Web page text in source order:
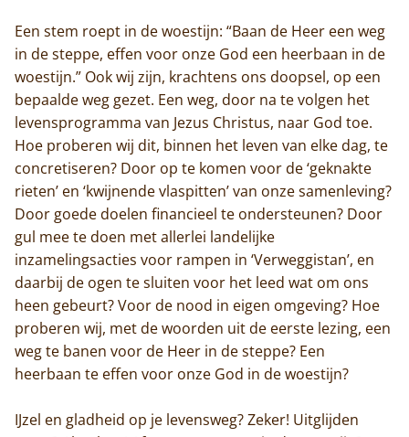
Een stem roept in de woestijn: “Baan de Heer een weg
in de steppe, effen voor onze God een heerbaan in de
woestijn.” Ook wij zijn, krachtens ons doopsel, op een
bepaalde weg gezet. Een weg, door na te volgen het
levensprogramma van Jezus Christus, naar God toe.
Hoe proberen wij dit, binnen het leven van elke dag, te
concretiseren? Door op te komen voor de ‘geknakte
rieten’ en ‘kwijnende vlaspitten’ van onze samenleving?
Door goede doelen financieel te ondersteunen? Door
gul mee te doen met allerlei landelijke
inzamelingsacties voor rampen in ‘Verweggistan’, en
daarbij de ogen te sluiten voor het leed wat om ons
heen gebeurt? Voor de nood in eigen omgeving? Hoe
proberen wij, met de woorden uit de eerste lezing, een
weg te banen voor de Heer in de steppe? Een
heerbaan te effen voor onze God in de woestijn?
IJzel en gladheid op je levensweg? Zeker! Uitglijden